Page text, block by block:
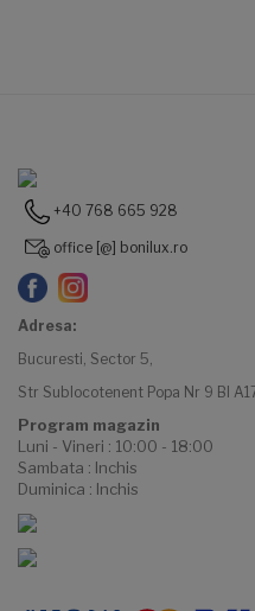
+40 768 665 928
office [@] bonilux.ro
Adresa:
Bucuresti, Sector 5,
Str Sublocotenent Popa Nr 9 Bl
Program magazin
Luni - Vineri : 10:00 - 18:00
Sambata : Inchis
Duminica : Inchis